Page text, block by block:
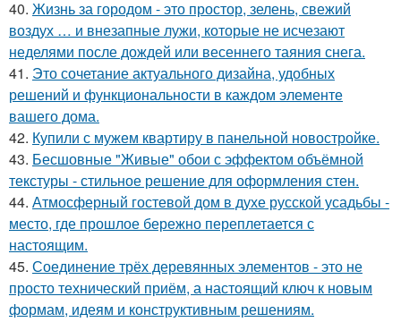
40. Жизнь за городом - это простор, зелень, свежий
воздух … и внезапные лужи, которые не исчезают
неделями после дождей или весеннего таяния снега.
41. Это сочетание актуального дизайна, удобных
решений и функциональности в каждом элементе
вашего дома.
42. Купили с мужем квартиру в панельной новостройке.
43. Бесшовные "Живые" обои с эффектом объёмной
текстуры - стильное решение для оформления стен.
44. Атмосферный гостевой дом в духе русской усадьбы -
место, где прошлое бережно переплетается с
настоящим.
45. Соединение трёх деревянных элементов - это не
просто технический приём, а настоящий ключ к новым
формам, идеям и конструктивным решениям.